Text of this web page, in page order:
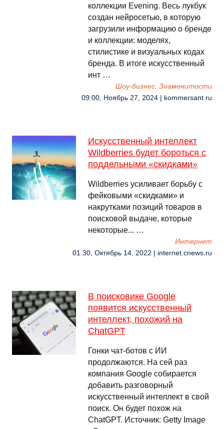
коллекции Evening. Весь лукбук
создан нейросетью, в которую
загрузили информацию о бренде
и коллекции: моделях,
стилистике и визуальных кодах
бренда. В итоге искусственный
инт …
Шоу-бизнес, Знаменитости
09:00, Ноябрь 27, 2024 | kommersant.ru
Искусственный интеллект
Wildberries будет бороться с
поддельными «скидками»
Wildberries усиливает борьбу с
фейковыми «скидками» и
накрутками позиций товаров в
поисковой выдаче, которые
некоторые... …
Интернет
01:30, Октябрь 14, 2022 | internet.cnews.ru
В поисковике Google
появится искусственный
интеллект, похожий на
ChatGPT
Гонки чат-ботов с ИИ
продолжаются. На сей раз
компания Google собирается
добавить разговорный
искусственный интеллект в свой
поиск. Он будет похож на
ChatGPT. Источник: Getty Image